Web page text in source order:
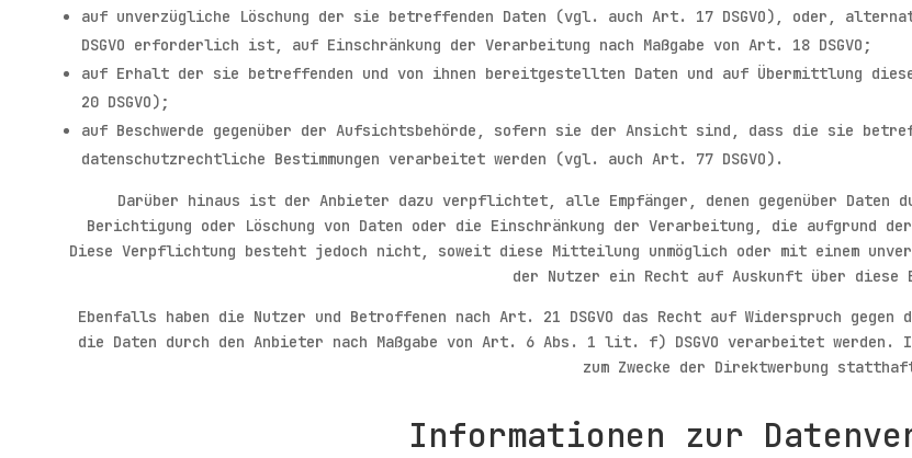
auf unverzügliche Löschung der sie betreffenden Daten (vgl. auch Art. 17 DSGVO), oder,
DSGVO erforderlich ist, auf Einschränkung der Verarbeitung nach Maßgabe von Art. 18 DSGVO;
auf Erhalt der sie betreffenden und von ihnen bereitgestellten Daten und auf Übermittlung
20 DSGVO);
auf Beschwerde gegenüber der Aufsichtsbehörde, sofern sie der Ansicht sind, dass die sie
datenschutzrechtliche Bestimmungen verarbeitet werden (vgl. auch Art. 77 DSGVO).
Darüber hinaus ist der Anbieter dazu verpflichtet, alle Empfänger, denen gegenüber Daten
Berichtigung oder Löschung von Daten oder die Einschränkung der Verarbeitung, die
Diese Verpflichtung besteht jedoch nicht, soweit diese Mitteilung unmöglich oder mit einem
der Nutzer ein Recht auf Auskunft über diese
Ebenfalls haben die Nutzer und Betroffenen nach Art. 21 DSGVO das Recht auf Widerspruch
die Daten durch den Anbieter nach Maßgabe von Art. 6 Abs. 1 lit. f) DSGVO verarbeitet werden.
zum Zwecke der Direktwerbung
Informationen zur